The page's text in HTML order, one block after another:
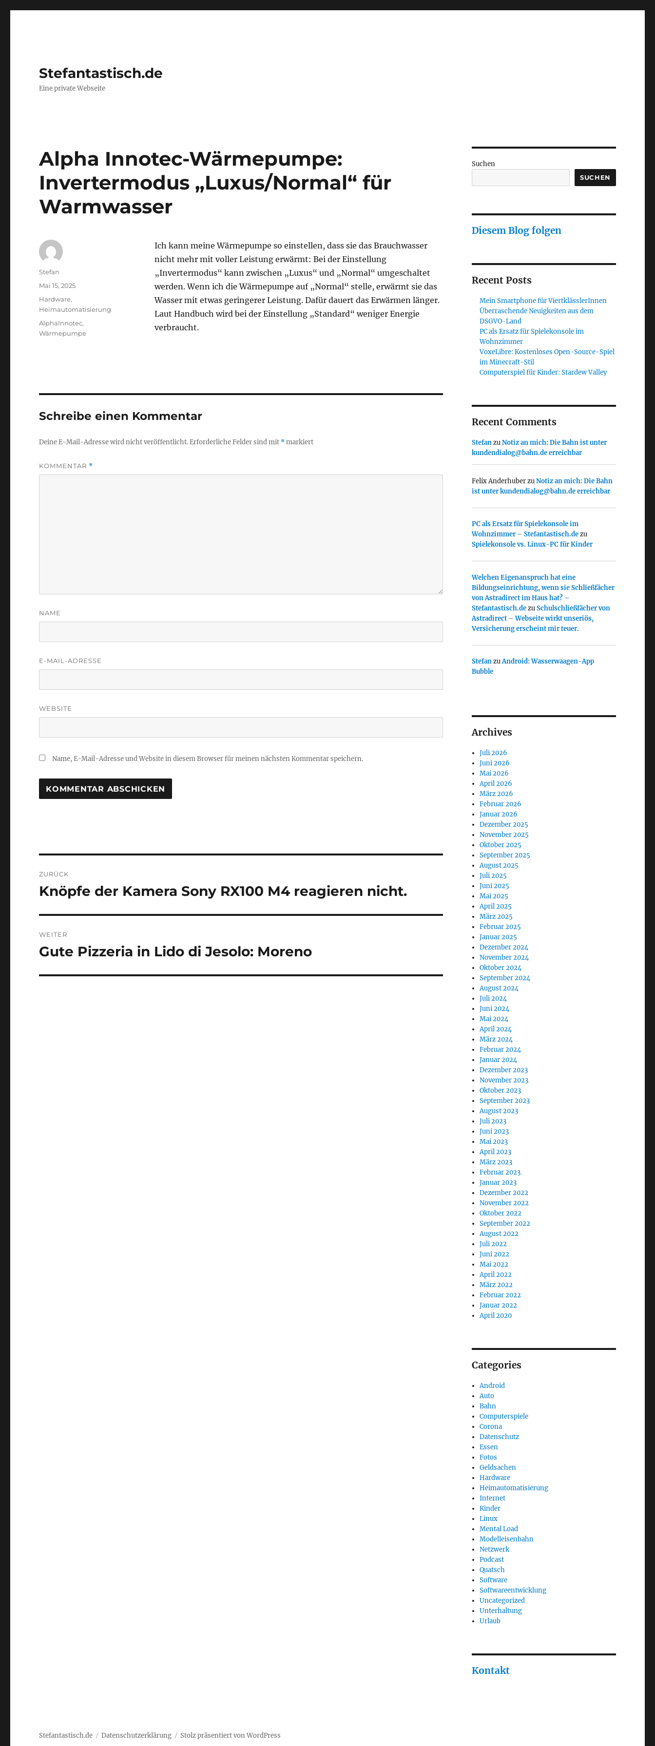
Stefantastisch.de
Eine private Webseite
Alpha Innotec-Wärmepumpe:
Invertermodus „Luxus/Normal“ für
Warmwasser
Ich kann meine Wärmepumpe so einstellen, dass sie das Brauchwasser
nicht mehr mit voller Leistung erwärmt: Bei der Einstellung
„Invertermodus“ kann zwischen „Luxus“ und „Normal“ umgeschaltet
werden. Wenn ich die Wärmepumpe auf „Normal“ stelle, erwärmt sie das
Wasser mit etwas geringerer Leistung. Dafür dauert das Erwärmen länger.
Laut Handbuch wird bei der Einstellung „Standard“ weniger Energie
verbraucht.
Autor
Stefan
Veröffentlicht
Mai 15, 2025
Kategorien
Hardware,
Heimautomatisierung
Schlagwörter
AlphaInnotec,
Wärmepumpe
Schreibe einen Kommentar
Deine E-Mail-Adresse wird nicht veröffentlicht.Erforderliche Felder sind mit *markiert
KOMMENTAR *
NAME
E-MAIL-ADRESSE
WEBSITE
Name, E-Mail-Adresse und Website in diesem Browser für meinen nächsten Kommentar speichern.
ZURÜCK
Vorheriger
Knöpfe der Kamera Sony RX100 M4 reagieren nicht.
WEITER
Nächster
Gute Pizzeria in Lido di Jesolo: Moreno
Suchen
SUCHEN
Diesem Blog folgen
Recent Posts
Mein Smartphone für ViertklässlerInnen
Überraschende Neuigkeiten aus dem
DSGVO-Land
PC als Ersatz für Spielekonsole im
Wohnzimmer
VoxeLibre: Kostenloses Open-Source-Spiel
im Minecraft-Stil
Computerspiel für Kinder: Stardew Valley
Recent Comments
StefanzuNotiz an mich: Die Bahn ist unter
kundendialog@bahn.de erreichbar
Felix AnderhuberzuNotiz an mich: Die Bahn
ist unter kundendialog@bahn.de erreichbar
PC als Ersatz für Spielekonsole im
Wohnzimmer – Stefantastisch.dezu
Spielekonsole vs. Linux-PC für Kinder
Welchen Eigenanspruch hat eine
Bildungseinrichtung, wenn sie Schließfächer
von Astradirect im Haus hat? –
Stefantastisch.dezuSchulschließfächer von
Astradirect – Webseite wirkt unseriös,
Versicherung erscheint mir teuer.
StefanzuAndroid: Wasserwaagen-App
Bubble
Archives
Juli 2026
Juni 2026
Mai 2026
April 2026
März 2026
Februar 2026
Januar 2026
Dezember 2025
November 2025
Oktober 2025
September 2025
August 2025
Juli 2025
Juni 2025
Mai 2025
April 2025
März 2025
Februar 2025
Januar 2025
Dezember 2024
November 2024
Oktober 2024
September 2024
August 2024
Juli 2024
Juni 2024
Mai 2024
April 2024
März 2024
Februar 2024
Januar 2024
Dezember 2023
November 2023
Oktober 2023
September 2023
August 2023
Juli 2023
Juni 2023
Mai 2023
April 2023
März 2023
Februar 2023
Januar 2023
Dezember 2022
November 2022
Oktober 2022
September 2022
August 2022
Juli 2022
Juni 2022
Mai 2022
April 2022
März 2022
Februar 2022
Januar 2022
April 2020
Categories
Android
Auto
Bahn
Computerspiele
Corona
Datenschutz
Essen
Fotos
Geldsachen
Hardware
Heimautomatisierung
Internet
Kinder
Linux
Mental Load
Modelleisenbahn
Netzwerk
Podcast
Quatsch
Software
Softwareentwicklung
Uncategorized
Unterhaltung
Urlaub
Kontakt
Stefantastisch.de Datenschutzerklärung Stolz präsentiert von WordPress